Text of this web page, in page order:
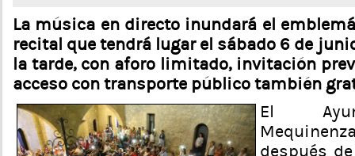
La música en directo inundará el
recital que tendrá lugar el sábado 6 de
la tarde, con aforo limitado, invitación
acceso con transporte público también
El
después